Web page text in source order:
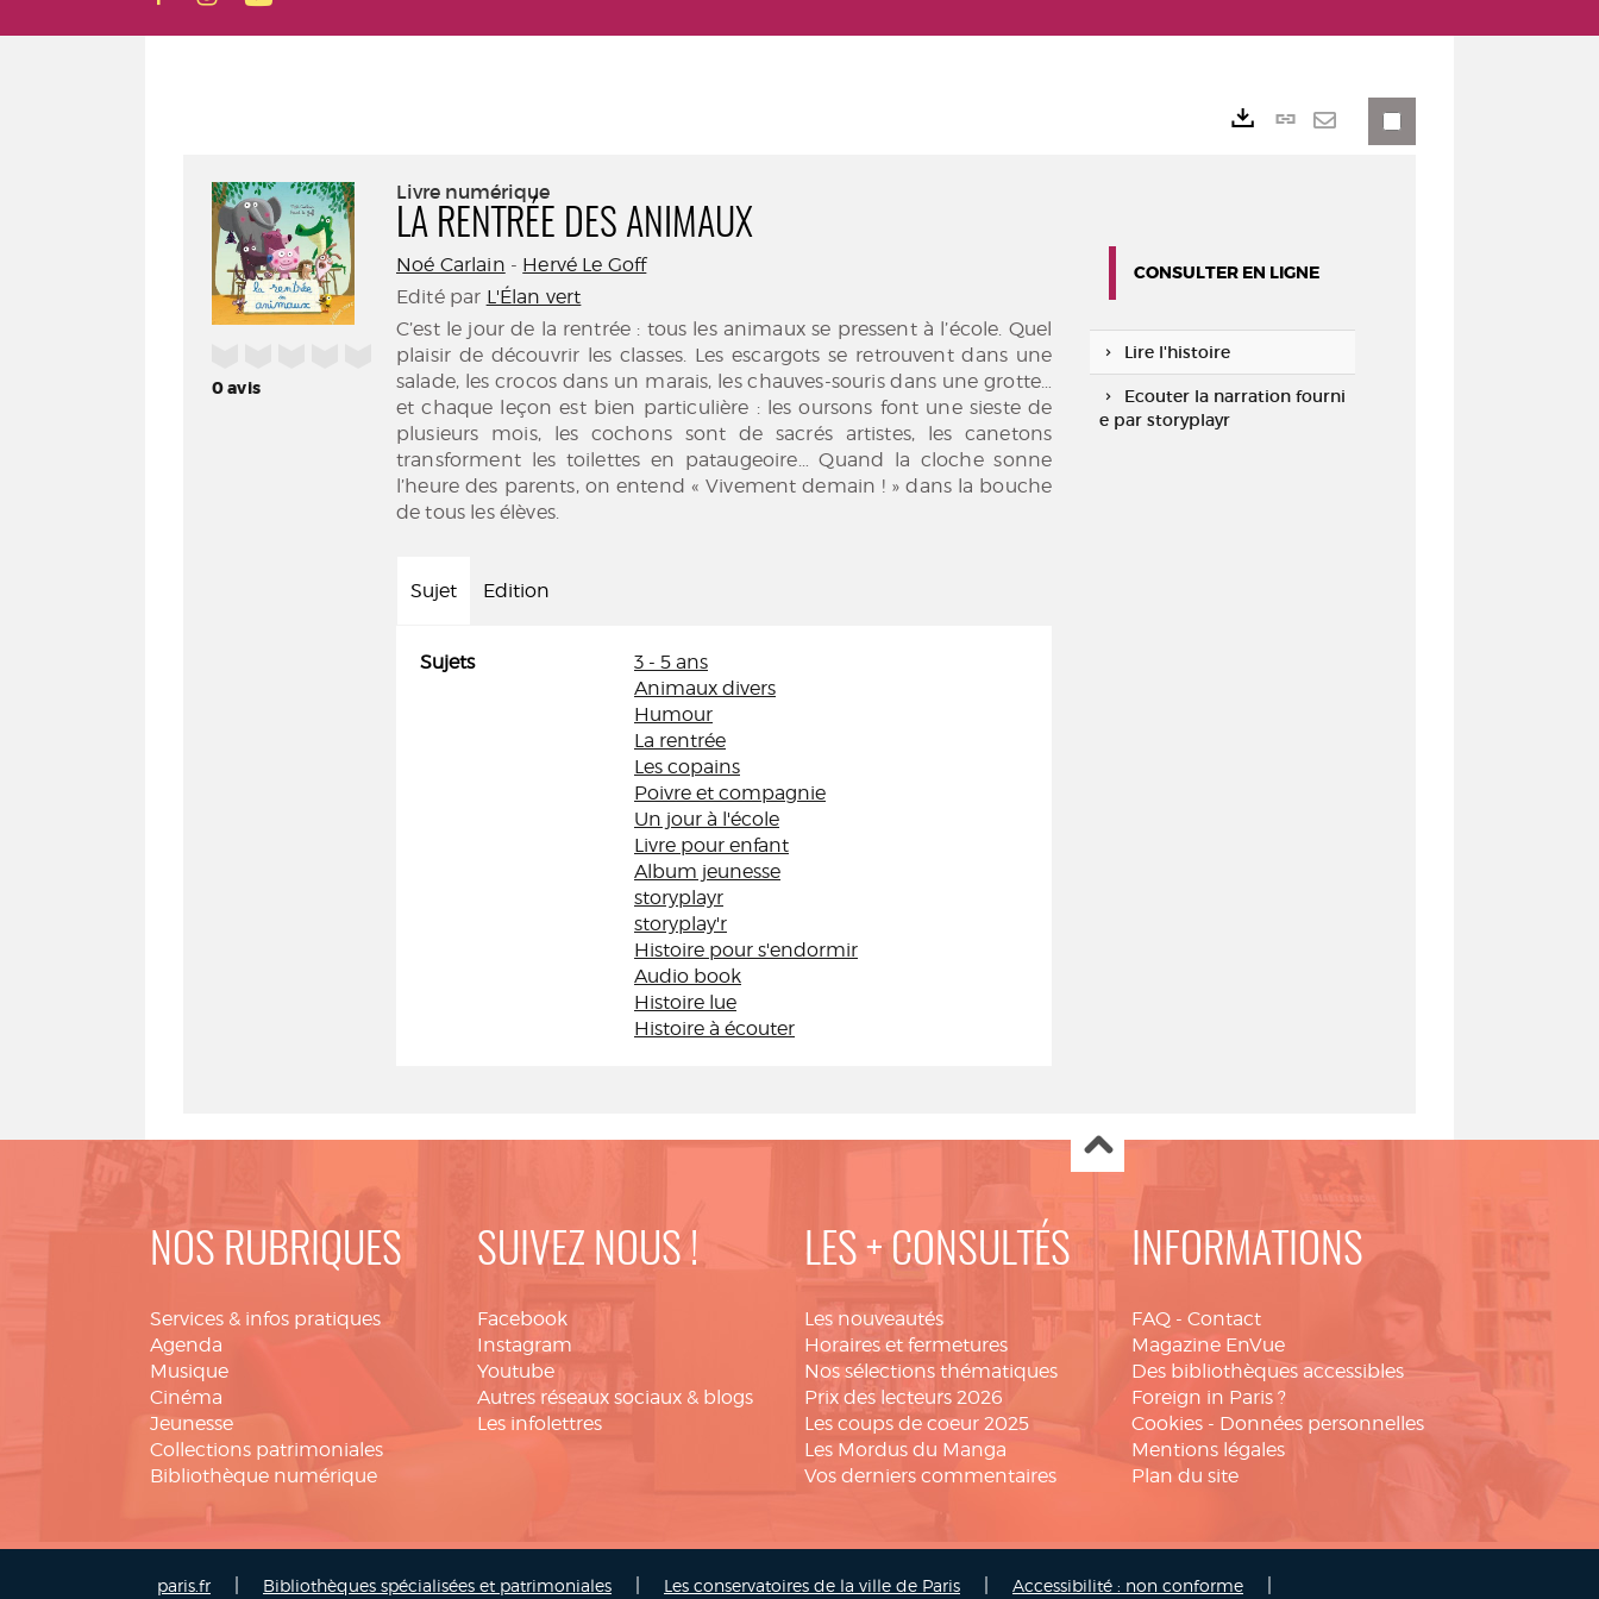
0avis
Livre numérique
LA RENTRÉE DES ANIMAUX
Noé Carlain - Hervé Le Goff
Edité par L'Élan vert
C’est le jour de la rentrée : tous les animaux se pressent à l’école. Quel
plaisir de découvrir les classes. Les escargots se retrouvent dans une
salade, les crocos dans un marais, les chauves-souris dans une grotte…
et chaque leçon est bien particulière : les oursons font une sieste de
plusieurs mois, les cochons sont de sacrés artistes, les canetons
transforment les toilettes en pataugeoire… Quand la cloche sonne
l’heure des parents, on entend « Vivement demain ! » dans la bouche
de tous les élèves.
Sujet Edition
Sujets
3 - 5 ans
Animaux divers
Humour
La rentrée
Les copains
Poivre et compagnie
Un jour à l'école
Livre pour enfant
Album jeunesse
storyplayr
storyplay'r
Histoire pour s'endormir
Audio book
Histoire lue
Histoire à écouter
Lien
CONSULTER EN LIGNE
Lire l'histoire
Ecouter la narration fourni
e par storyplayr
NOS RUBRIQUES
Services & infos pratiques
Agenda
Musique
Cinéma
Jeunesse
Collections patrimoniales
Bibliothèque numérique
SUIVEZ NOUS !
Facebook
Instagram
Youtube
Autres réseaux sociaux & blogs
Les infolettres
LES + CONSULTÉS
Les nouveautés
Horaires et fermetures
Nos sélections thématiques
Prix des lecteurs 2026
Les coups de coeur 2025
Les Mordus du Manga
Vos derniers commentaires
INFORMATIONS
FAQ - Contact
Magazine EnVue
Des bibliothèques accessibles
Foreign in Paris ?
Cookies - Données personnelles
Mentions légales
Plan du site
paris.fr Bibliothèques spécialisées et patrimoniales Les conservatoires de la ville de Paris Accessibilité : non conforme